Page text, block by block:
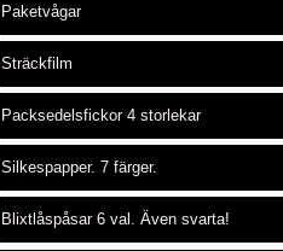
Paketvågar
Sträckfilm
Packsedelsfickor 4 storlekar
Silkespapper. 7 färger.
Blixtlåspåsar 6 val. Även svarta!